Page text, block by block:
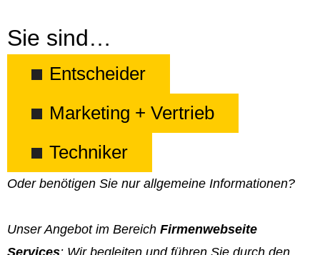
Sie sind…
Entscheider
Marketing + Vertrieb
Techniker
Oder benötigen Sie nur allgemeine Informationen?
Unser Angebot im Bereich Firmenwebseite
Services: Wir begleiten und führen Sie durch den